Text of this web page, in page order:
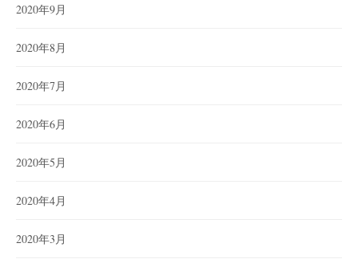
2020年9月
2020年8月
2020年7月
2020年6月
2020年5月
2020年4月
2020年3月